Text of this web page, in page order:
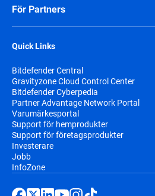
För Partners
Quick Links
Bitdefender Central
Gravityzone Cloud Control Center
Bitdefender Cyberpedia
Partner Advantage Network Portal
Varumärkesportal
Support för hemprodukter
Support för företagsprodukter
Investerare
Jobb
InfoZone